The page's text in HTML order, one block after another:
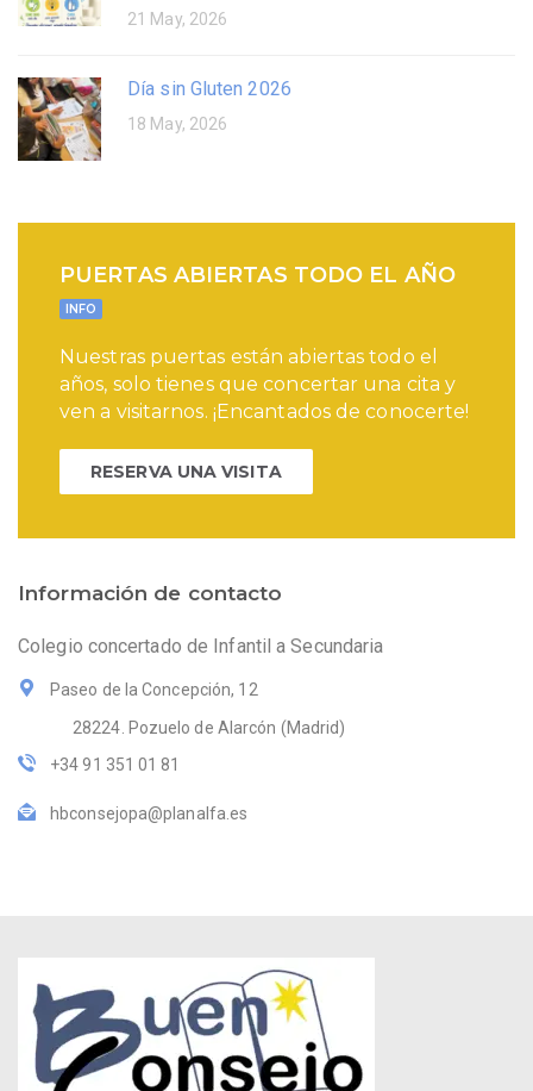
21 May, 2026
Día sin Gluten 2026
18 May, 2026
PUERTAS ABIERTAS TODO EL AÑO
INFO
Nuestras puertas están abiertas todo el
años, solo tienes que concertar una cita y
ven a visitarnos. ¡Encantados de conocerte!
RESERVA UNA VISITA
Información de contacto
Colegio concertado de Infantil a Secundaria
Paseo de la Concepción, 12
28224. Pozuelo de Alarcón (Madrid)
+34 91 351 01 81
hbconsejopa@planalfa.es